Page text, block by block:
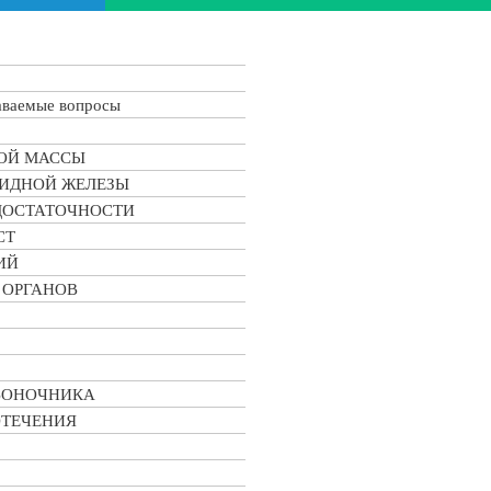
вопросы
МАССЫ
ЖЕЛЕЗЫ